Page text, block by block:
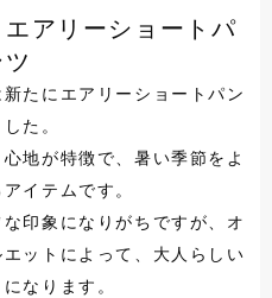
アリーショートパ
たにエアリーショートパン
た。
地が特徴で、暑い季節をよ
イテムです。
印象になりがちですが、オ
ットによって、大人らしい
なります。